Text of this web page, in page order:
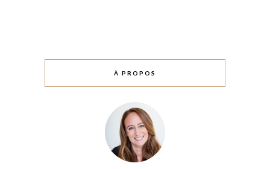
À PROPOS